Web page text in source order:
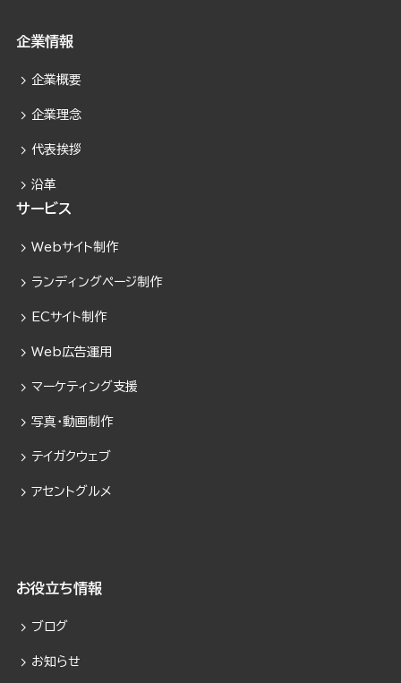
企業情報
企業概要
企業理念
代表挨拶
沿革
サービス
Webサイト制作
ランディングページ制作
ECサイト制作
Web広告運用
マーケティング支援
写真・動画制作
テイガクウェブ
アセントグルメ
お役立ち情報
ブログ
お知らせ